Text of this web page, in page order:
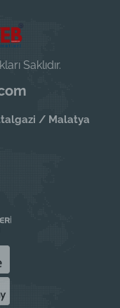
Saklıdır.
/ Malatya